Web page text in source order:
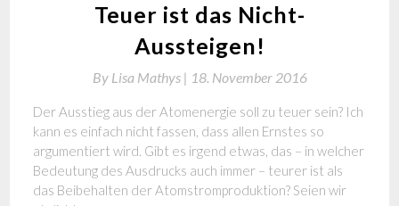
Teuer ist das Nicht-
Aussteigen!
By Lisa Mathys | 18. November 2016
Der Ausstieg aus der Atomenergie soll zu teuer sein? Ich
kann es einfach nicht fassen, dass allen Ernstes so
argumentiert wird. Gibt es irgend etwas, das – in welcher
Bedeutung des Ausdrucks auch immer – teurer ist als
das Beibehalten der Atomstromproduktion? Seien wir